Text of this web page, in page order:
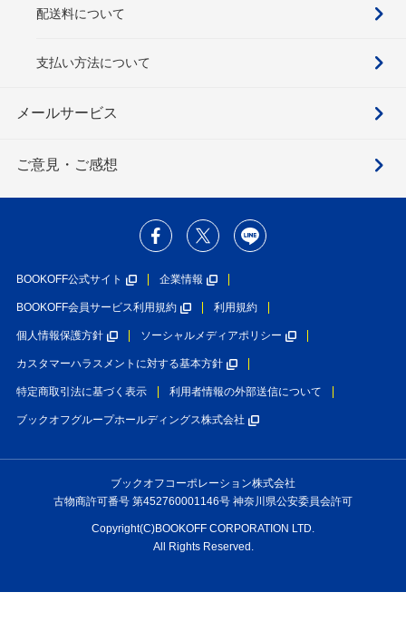
配送料について
支払い方法について
メールサービス
ご意見・ご感想
BOOKOFF公式サイト 企業情報
BOOKOFF会員サービス利用規約 利用規約
個人情報保護方針 ソーシャルメディアポリシー
カスタマーハラスメントに対する基本方針
特定商取引法に基づく表示 利用者情報の外部送信について
ブックオフグループホールディングス株式会社
ブックオフコーポレーション株式会社
古物商許可番号 第452760001146号 神奈川県公安委員会許可
Copyright(C)BOOKOFF CORPORATION LTD.
All Rights Reserved.